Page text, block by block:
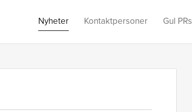
Nyheter Kontaktpersoner Gul